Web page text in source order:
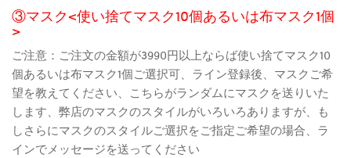
③マスク<使い捨てマスク10個あるいは布マスク1個
>
ご注意：ご注文の金額が3990円以上ならば使い捨てマスク10
個あるいは布マスク1個ご選択可、ライン登録後、マスクご希
望を教えてください、こちらがランダムにマスクを送りいた
します、弊店のマスクのスタイルがいろいろありますが、も
しさらにマスクのスタイルご選択をご指定ご希望の場合、ラ
インでメッセージを送ってください